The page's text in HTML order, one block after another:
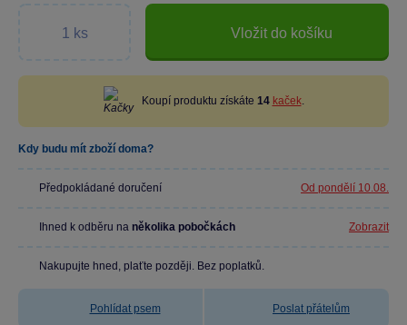
Vložit do košíku
Koupí produktu získáte 14 kaček.
Kdy budu mít zboží doma?
Předpokládané doručení Od pondělí 10.08.
Ihned k odběru na několika pobočkách Zobrazit
Nakupujte hned, plaťte později. Bez poplatků.
Pohlídat psem Poslat přátelům